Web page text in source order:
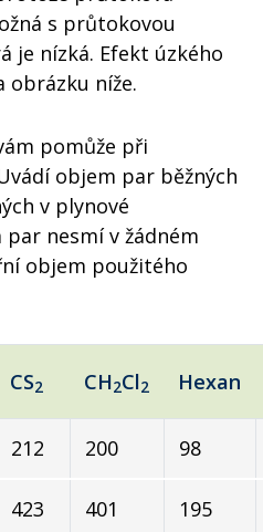
s průtokovou
je nízká. Efekt úzkého
obrázku níže.
pomůže při
objem par běžných
v plynové
nesmí v žádném
objem použitého
CS2 CH2Cl2 Hexan
212 200 98
423 401 195